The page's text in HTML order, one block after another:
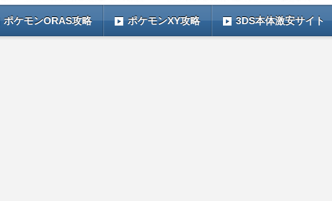
ポケモンORAS攻略 ポケモンXY攻略 3DS本体激安サイト